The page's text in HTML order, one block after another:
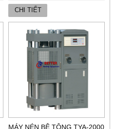
CHI TIẾT
MÁY NÉN BÊ TÔNG TYA-2000